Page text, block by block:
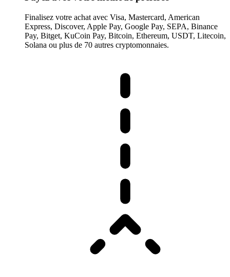
Finalisez votre achat avec Visa, Mastercard, American
Express, Discover, Apple Pay, Google Pay, SEPA, Binance
Pay, Bitget, KuCoin Pay, Bitcoin, Ethereum, USDT, Litecoin,
Solana ou plus de 70 autres cryptomonnaies.